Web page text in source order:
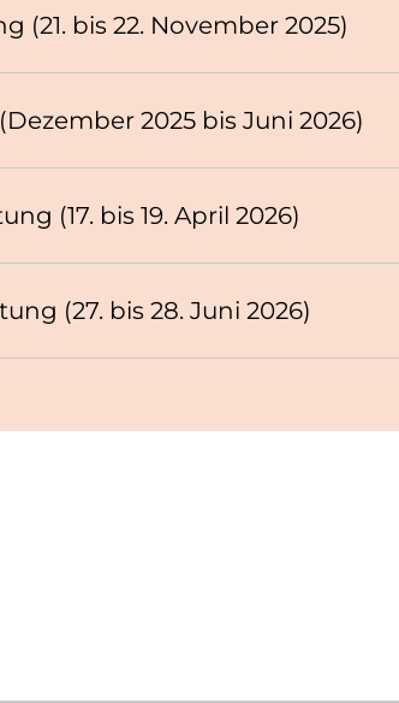
(21. bis 22. November 2025)
2025 bis Juni 2026)
(17. bis 19. April 2026)
(27. bis 28. Juni 2026)